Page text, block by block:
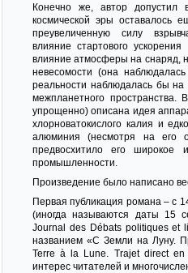
Конечно же, автор
космической эры оставалось
преувеличенную силу
влияние стартового
влияние атмосферы на снаряд,
невесомости (она
реальности наблюдалась бы
межпланетного
упрощенно) описана идея
хлорноватокислого калия и
алюминия (несмотря на его
предвосхитило его широкое
промышленности.
Произведение было написано
Первая публикация романа – с
(иногда называются даты 15
Journal des Débats politiques et
названием «С Земли на Луну.
Terre à la Lune. Trajet direct
интерес читателей и